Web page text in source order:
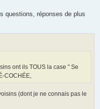
questions, réponses de plus
ont ils TOUS la case " Se
COCHÉE,
(dont je ne connais pas le